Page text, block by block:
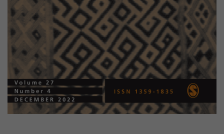
Zweck
generierte ID, für die historische Speicherung
Ihrer vorgenommen Einstellungen, falls der
Webseiten-Betreiber dies eingestellt hat.
Name _pk_ref
Anbieter Matomo
Laufzeit 6 Monate
Zweck
Mit diesem Cookie können wir speichern, von
welcher Internetseite oder Suchmaschine
Besucher durch eine Verlinkung auf unsere
Internetseite weitergeleitet wurden.